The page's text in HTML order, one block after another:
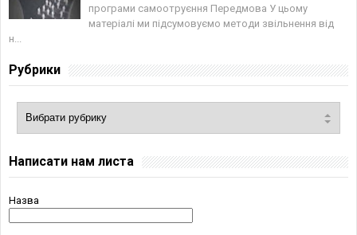
програми самоотруєння Передмова У цьому
матеріалі ми підсумовуємо методи звільнення від
н...
Рубрики
Написати нам листа
Назва